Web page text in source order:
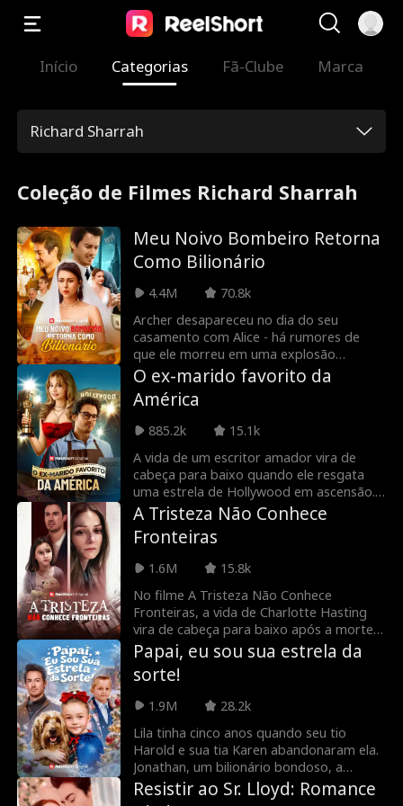
Início Categorias Fã-Clube Marca
Richard Sharrah
Coleção de Filmes Richard Sharrah
Meu Noivo Bombeiro Retorna
Como Bilionário
4.4M
70.8k
Archer desapareceu no dia do seu
casamento com Alice - há rumores de
que ele morreu em uma explosão
durante uma missão do corpo de
bombeiros. Os pais gananciosos de Alice
tentam casá-la com um pretendente
desprezível, Philip. Na nova cerimônia de
casamento, Alice finalmente vê seu
marido novamente, mas ele está noivo de
outra pessoa.
O ex-marido favorito da
América
885.2k
15.1k
A vida de um escritor amador vira de
cabeça para baixo quando ele resgata
uma estrela de Hollywood em ascensão.
Dez anos depois, Daniel se torna o
marido da queridinha da América,
ignorado e invisível para os paparazzi e
até mesmo para a própria família.
Quando uma antiga paixão megaestrela
retorna para seduzir a esposa dele, a
vida de Daniel atinge um novo nível de
inferno e ele percebe que precisa fazer o
impensável: se divorciar da queridinha da
América! Quando sua famosa esposa
perceber o que perdeu, pode ser tarde
demais para reconquistar ele.
A Tristeza Não Conhece
Fronteiras
1.6M
15.8k
No filme A Tristeza Não Conhece
Fronteiras, a vida de Charlotte Hasting
vira de cabeça para baixo após a morte
de sua filha devido à negligência e
favoritismo de seu marido por uma
funcionária bonita. Para piorar, seu
marido não acredita nela e, pensando
que ela está escondendo a filha,
transforma a vida de Charlotte em um
inferno.
Papai, eu sou sua estrela da
sorte!
1.9M
28.2k
Lila tinha cinco anos quando seu tio
Harold e sua tia Karen abandonaram ela.
Jonathan, um bilionário bondoso, a
encontrou e a levou para casa. Ele adotou
ela e, a partir daquele dia, a casa ficou
Resistir ao Sr. Lloyd: Romance